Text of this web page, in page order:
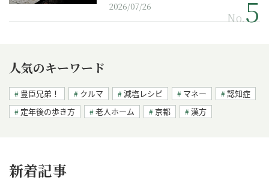
2026/07/26
No.
人気のキーワード
豊臣兄弟！ クルマ 減塩レシピ マネー
認知症
定年後の歩き方
老人ホーム 京都 漢方
新着記事